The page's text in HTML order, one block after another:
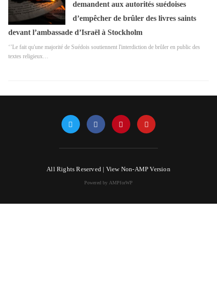
demandent aux autorités suédoises
d’empêcher de brûler des livres saints
devant l’ambassade d’Israël à Stockholm
‘’Le fait qu'une majorité de Suédois soutiennent l'interdiction de brûler en public des
textes religieux…
All Rights Reserved | View Non-AMP Version
Powered by AMPforWP